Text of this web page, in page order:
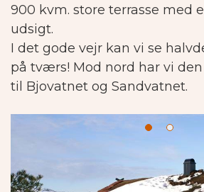
900 kvm. store terrasse med
udsigt.
I det gode vejr kan vi se
på tværs! Mod nord har vi
til Bjovatnet og Sandvatnet.